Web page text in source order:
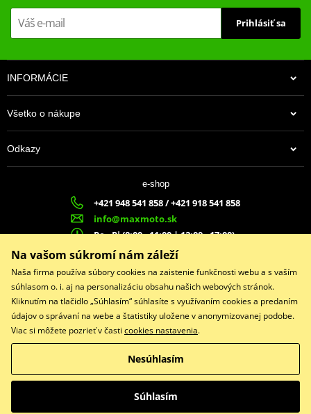
Prihlásiť sa
INFORMÁCIE
Všetko o nákupe
Odkazy
e-shop
+421 948 541 858 / +421 918 541 858
info@maxmoto.sk
Po - Pi (8:00 - 11:00 | 12:00 - 17:00)
MAX
MOTO s.r.o.
Slovenských dobrovoľníkov 1439
022 01 Čadca
Facebook
Copyright © 2026 www.maxmotoshop.sk
Všetky práva vyhradené
Prepnúť na klasickú verziu
Na vašom súkromí nám záleží
Naša firma používa súbory cookies na zaistenie funkčnosti webu a s vaším
súhlasom o. i. aj na personalizáciu obsahu našich webových stránok.
Kliknutím na tlačidlo „Súhlasím“ súhlasíte s využívaním cookies a predaním
údajov o správaní na webe a štatistiky uložene v anonymizovanej podobe.
Viac si môžete pozrieť v časti cookies nastavenia.
Nesúhlasím
Súhlasím